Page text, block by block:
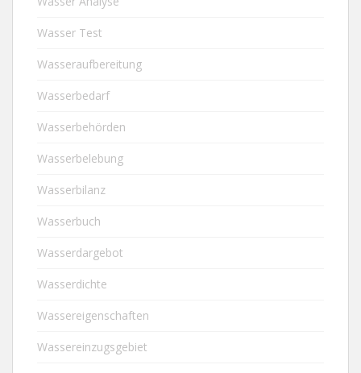
Wasser Test
Wasseraufbereitung
Wasserbedarf
Wasserbehörden
Wasserbelebung
Wasserbilanz
Wasserbuch
Wasserdargebot
Wasserdichte
Wassereigenschaften
Wassereinzugsgebiet